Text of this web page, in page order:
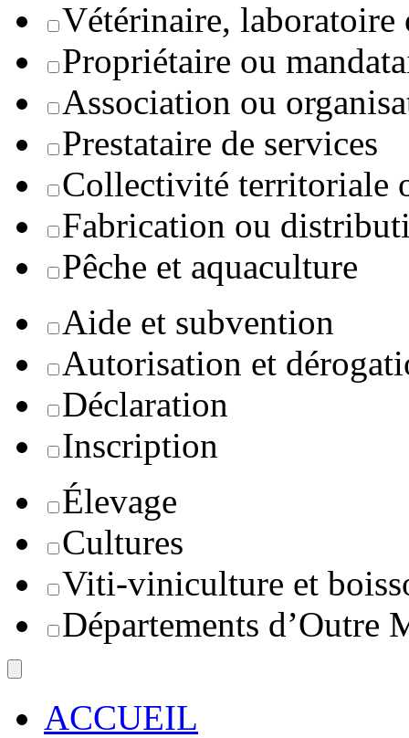
Vétérinaire, laboratoire
Propriétaire ou
Association ou
Prestataire de services
Collectivité territoriale
Fabrication ou
Pêche et aquaculture
Aide et subvention
Autorisation et
Déclaration
Inscription
Élevage
Cultures
Viti-viniculture et
Départements d’Outre
ACCUEIL